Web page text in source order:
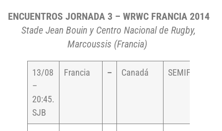
ENCUENTROS JORNADA 3 – WRWC FRANCIA 2014
Stade Jean Bouin y Centro Nacional de Rugby,
Marcoussis (Francia)
13/08
–
20:45.
SJB
Francia – Canadá SEMIFINALES